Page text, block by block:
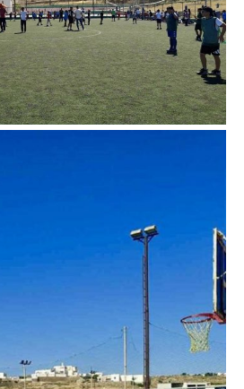
Don't miss
Sing up for our newsletter
SUBSCRIBE